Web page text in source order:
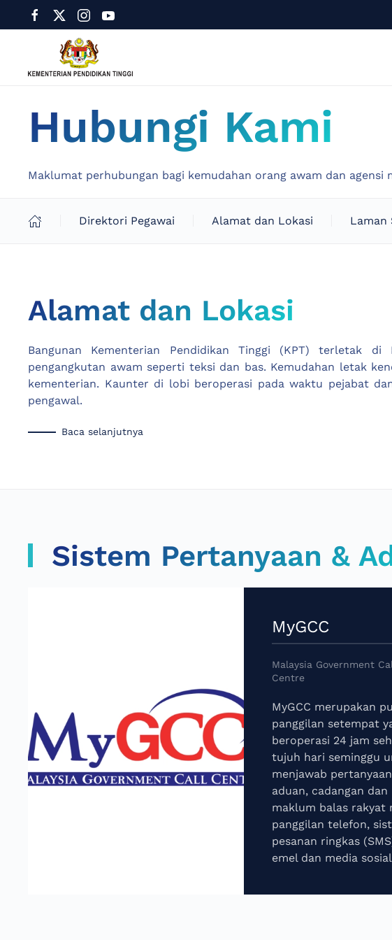
Hubungi Kami
Maklumat perhubungan bagi kemudahan orang awam dan
Direktori Pegawai Alamat dan Lokasi Laman
Alamat dan Lokasi
Bangunan Kementerian Pendidikan Tinggi (KPT) terletak
pengangkutan awam seperti teksi dan bas. Kemudahan letak
kementerian. Kaunter di lobi beroperasi pada waktu pejabat
pengawal.
Baca selanjutnya
Sistem Pertanyaan &
MyGCC
Malaysia Government
Centre
MyGCC merupakan
panggilan setempat
beroperasi 24 jam
tujuh hari seminggu
menjawab
aduan, cadangan dan
maklum balas rakyat
panggilan telefon,
pesanan ringkas
emel dan media